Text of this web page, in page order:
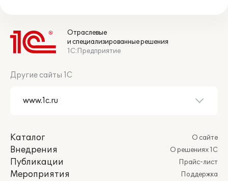
Отраслевые
и специализированные решения
1С:Предприятие
Другие сайты 1С
Каталог
Внедрения
Публикации
Мероприятия
О сайте
О решениях 1С
Прайс-лист
Поддержка